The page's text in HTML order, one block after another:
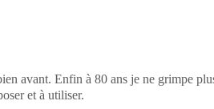
avant. Enfin à 80 ans je ne grimpe
et à utiliser.